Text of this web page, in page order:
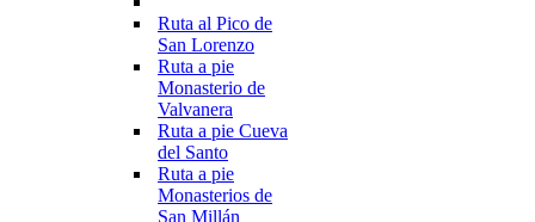
Ruta al Pico de
San Lorenzo
Ruta a pie
Monasterio de
Valvanera
Ruta a pie Cueva
del Santo
Ruta a pie
Monasterios de
San Millán